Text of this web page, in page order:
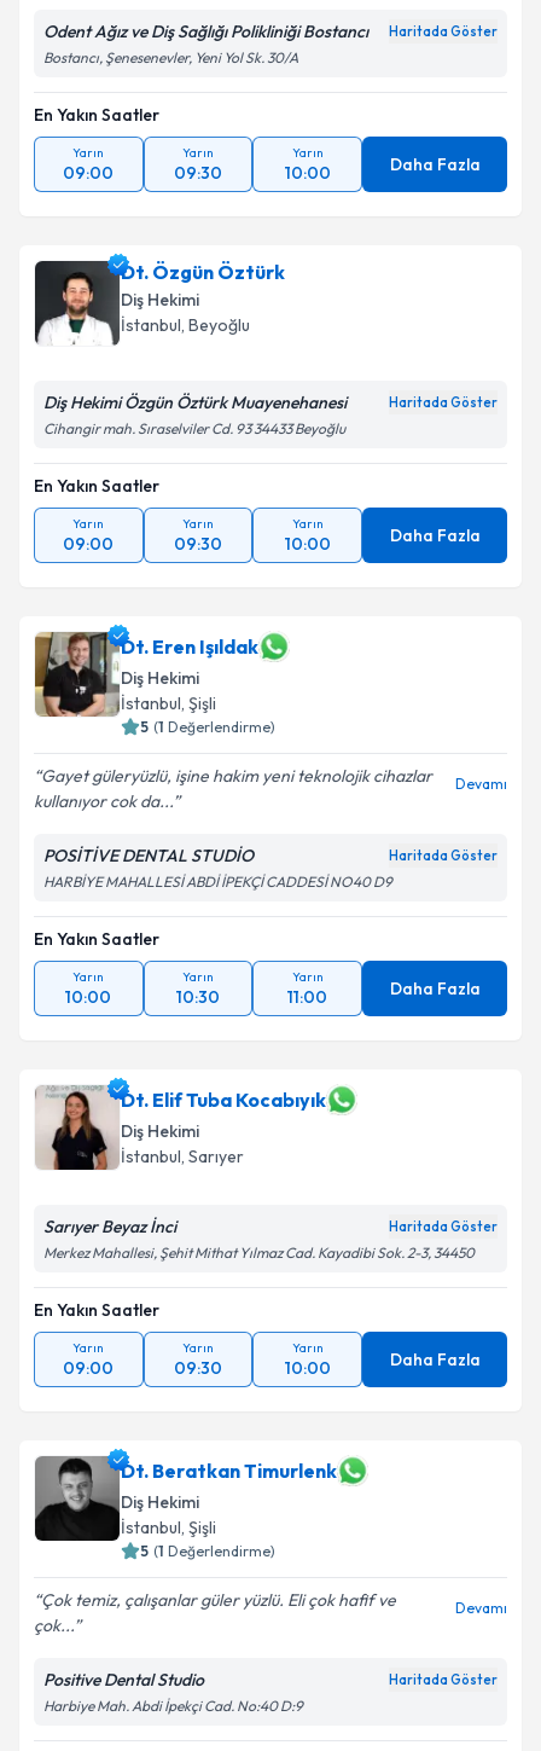
Odent Ağız ve Diş Sağlığı Polikliniği Bostancı Haritada Göster
Bostancı, Şenesenevler, Yeni Yol Sk. 30/A
En Yakın Saatler
Yarın
09:00
Yarın
09:30
Yarın
10:00 Daha Fazla
Dt. Özgün Öztürk
Diş Hekimi
İstanbul, Beyoğlu
Diş Hekimi Özgün Öztürk Muayenehanesi Haritada Göster
Cihangir mah. Sıraselviler Cd. 93 34433 Beyoğlu
En Yakın Saatler
Yarın
09:00
Yarın
09:30
Yarın
10:00 Daha Fazla
Dt. Eren Işıldak
Diş Hekimi
İstanbul, Şişli
5 (1 Değerlendirme)
Gayet güleryüzlü, işine hakim yeni teknolojik cihazlar
kullanıyor cok da...
Devamı
POSİTİVE DENTAL STUDİO Haritada Göster
HARBİYE MAHALLESİ ABDİ İPEKÇİ CADDESİ NO40 D9
En Yakın Saatler
Yarın
10:00
Yarın
10:30
Yarın
11:00 Daha Fazla
Dt. Elif Tuba Kocabıyık
Diş Hekimi
İstanbul, Sarıyer
Sarıyer Beyaz İnci Haritada Göster
Merkez Mahallesi, Şehit Mithat Yılmaz Cad. Kayadibi Sok. 2-3, 34450
En Yakın Saatler
Yarın
09:00
Yarın
09:30
Yarın
10:00 Daha Fazla
Dt. Beratkan Timurlenk
Diş Hekimi
İstanbul, Şişli
5 (1 Değerlendirme)
Çok temiz, çalışanlar güler yüzlü. Eli çok hafif ve
çok...
Devamı
Positive Dental Studio Haritada Göster
Harbiye Mah. Abdi İpekçi Cad. No:40 D:9